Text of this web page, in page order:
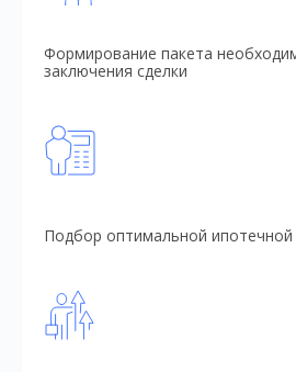
Формирование пакета
заключения сделки
Подбор оптимальной